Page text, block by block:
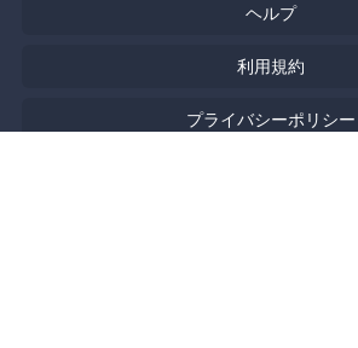
ヘルプ
利用規約
プライバシーポリシー